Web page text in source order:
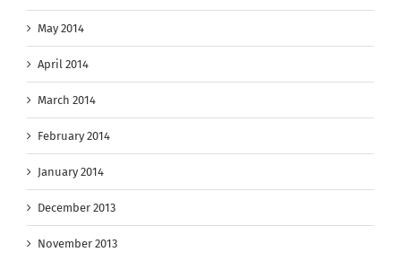
May 2014
April 2014
March 2014
February 2014
January 2014
December 2013
November 2013